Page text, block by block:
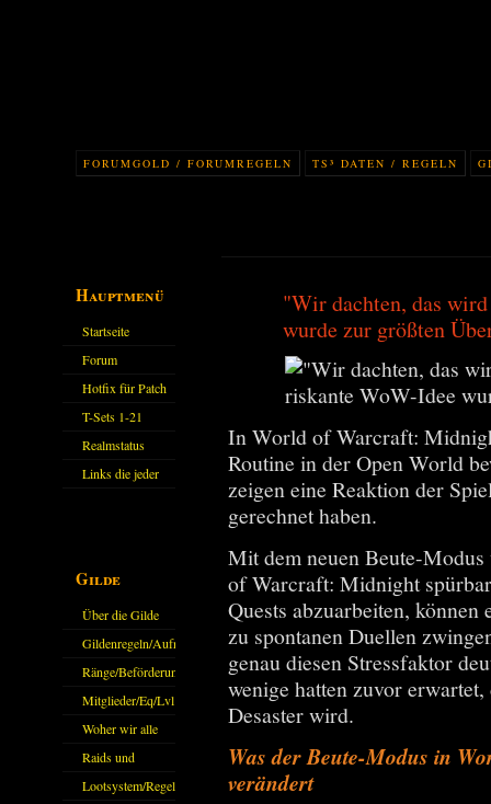
FORUMGOLD / FORUMREGELN TS³ DATEN / REGELN
Hauptmenü
Startseite
Forum
Hotfix für Patch
11.X
T-Sets 1-21
Realmstatus
Links die jeder
Gilde
Über die Gilde
(DAW)
Gildenregeln/Aufnahme
Ränge/Beförderungen
Mitglieder/Eq/Lvl
Woher wir alle
kommen.
Raids und
Zubehör
Lootsystem/Regeln
"Wir dachten, das
wurde zur größten
In World of Warcraft:
Routine in der Open World
zeigen eine Reaktion der
gerechnet haben.
Mit dem neuen Beute-
of Warcraft: Midnight
Quests abzuarbeiten,
zu spontanen Duellen
genau diesen Stressfaktor
wenige hatten zuvor
Desaster wird.
Was der Beute-Modus in
verändert